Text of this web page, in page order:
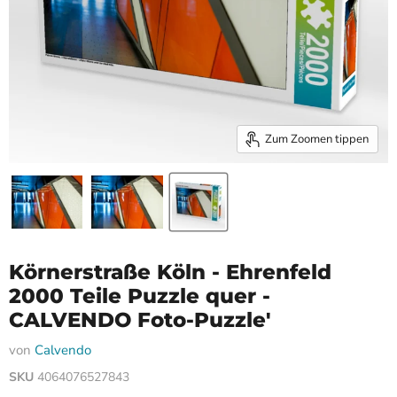
Zum Zoomen tippen
Körnerstraße Köln - Ehrenfeld
2000 Teile Puzzle quer -
CALVENDO Foto-Puzzle'
von Calvendo
SKU 4064076527843